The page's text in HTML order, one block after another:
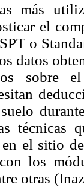
más
el
o
datos
sobre
técnicas
el sitio
los
otras